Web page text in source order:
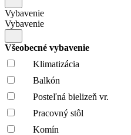
Vybavenie
Vybavenie
Všeobecné vybavenie
Klimatizácia
Balkón
Posteľná bielizeň vr.
Pracovný stôl
Komín